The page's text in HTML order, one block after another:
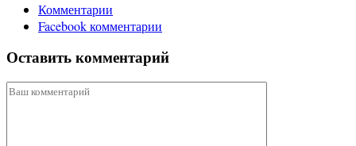
Комментарии
Facebook комментарии
Оставить комментарий